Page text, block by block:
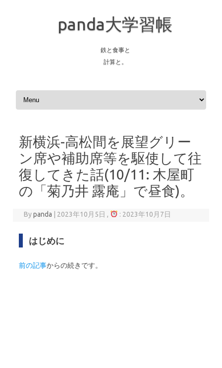
panda大学習帳
鉄と食事と
計算と。
Skip to content
新横浜-高松間を展望グリー
ン席や補助席等を駆使して往
復してきた話(10/11: 木屋町
の「菊乃井 露庵」で昼食)。
Bypanda 2023年10月5日 , : 2023年10月7日
はじめに
前の記事からの続きです。